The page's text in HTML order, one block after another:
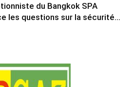
du Bangkok SPA
les questions sur la sécurité...